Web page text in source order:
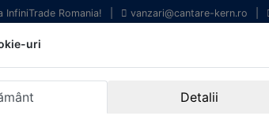
InfiniTrade Romania! vanzari@cantare-kern.ro
profesionale
laborator.
Internationala.
Oriunde in
uri
Detalii